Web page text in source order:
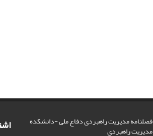
فصلنامه مدیریت راهبردی دفاع ملی -دانشکده
مدیریت راهبردی